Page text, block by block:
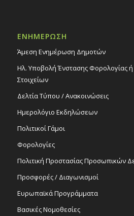
ΕΝΗΜΕΡΩΣΗ
Άμεση Ενημέρωση Δημοτών
Ηλ. Υποβολή Ένστασης Φορολογίας
Στοιχείων
Δελτία Τύπου / Ανακοινώσεις
Ημερολόγιο Εκδηλώσεων
Πολιτικοί Γάμοι
Φορολογίες
Πολιτική Προστασίας Προσωπικών
Προσφορές / Διαγωνισμοί
Ευρωπαϊκά Προγράμματα
Βασικές Νομοθεσίες